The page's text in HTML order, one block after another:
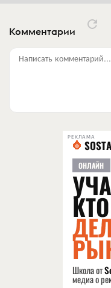
Комментарии
Написать комментарий...
РЕКЛАМА